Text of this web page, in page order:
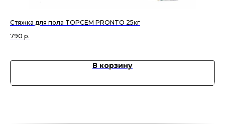
Стяжка для пола TOPCEM PRONTO 25кг
790 р.
В корзину